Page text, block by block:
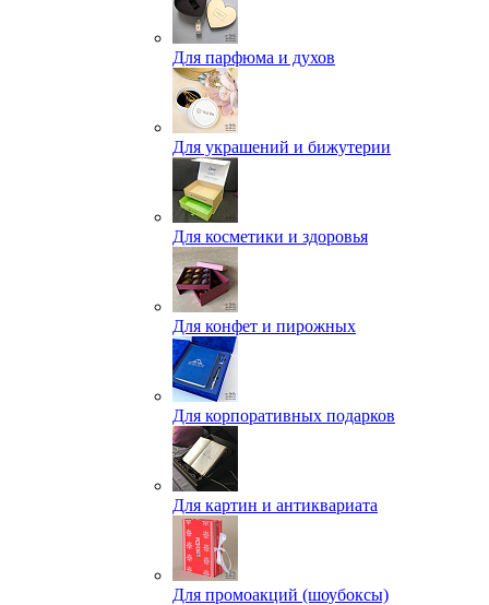
Для парфюма и духов
Для украшений и бижутерии
Для косметики и здоровья
Для конфет и пирожных
Для корпоративных подарков
Для картин и антиквариата
Для промоакций (шоубоксы)